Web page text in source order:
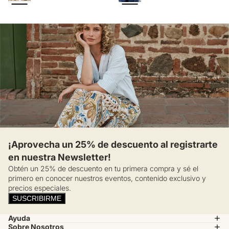
¡Aprovecha un 25% de descuento al registrarte
en nuestra Newsletter!
Obtén un 25% de descuento en tu primera compra y sé el
primero en conocer nuestros eventos, contenido exclusivo y
precios especiales.
SUSCRIBIRME
Ayuda
Sobre Nosotros